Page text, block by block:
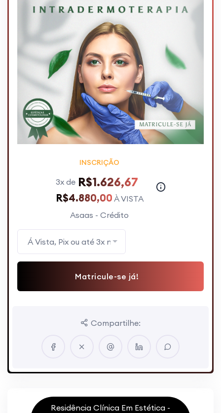
INSCRIÇÃO
3x de R$1.626,67
R$4.880,00 À VISTA
Asaas - Crédito
Á Vista, Pix ou até 3x no Cartão de Crédito
Matricule-se já!
Compartilhe:
Residência Clínica Em Estética -